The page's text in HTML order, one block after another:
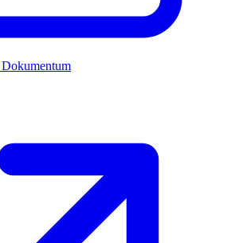
Dokumentum